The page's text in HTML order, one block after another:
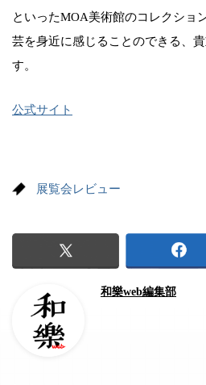
といったMOA美術館のコレクショ
芸を身近に感じることのできる、
す。
公式サイト
展覧会レビュー
和樂web編集部